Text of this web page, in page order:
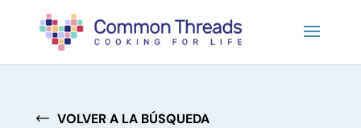
VOLVER A LA BÚSQUEDA